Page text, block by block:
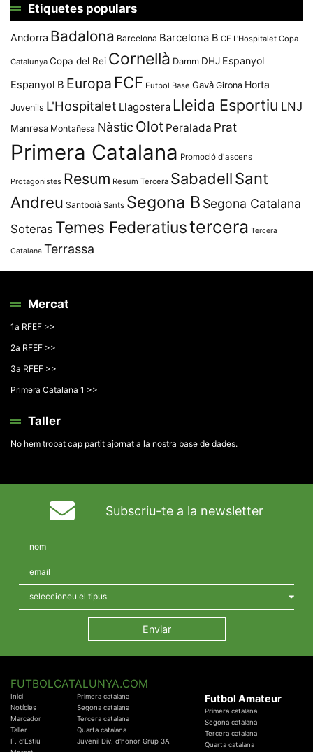
Etiquetes populars
Andorra Badalona Barcelona Barcelona B CE L'Hospitalet Copa
Catalunya Copa del Rei Cornellà Damm DHJ Espanyol
Espanyol B Europa FCF Futbol Base Gavà Girona Horta
Juvenils L'Hospitalet Llagostera Lleida Esportiu LNJ
Manresa Montañesa Nàstic Olot Peralada Prat
Primera Catalana Promoció d'ascens
Protagonistes Resum Resum Tercera SabadellSant
Andreu Santboià Sants Segona B Segona Catalana
Soteras Temes Federatiustercera Tercera
Catalana Terrassa
Mercat
1a RFEF >>
2a RFEF >>
3a RFEF >>
Primera Catalana 1 >>
Taller
No hem trobat cap partit ajornat a la nostra base de dades.
Subscriu-te a la newsletter
FUTBOLCATALUNYA.COM
Inici
Notícies
Marcador
Taller
F. d'Estiu
Primera catalana
Segona catalana
Tercera catalana
Quarta catalana
Juvenil Div. d'honor Grup 3A
Futbol Amateur
Primera catalana
Segona catalana
Tercera catalana
Quarta catalana